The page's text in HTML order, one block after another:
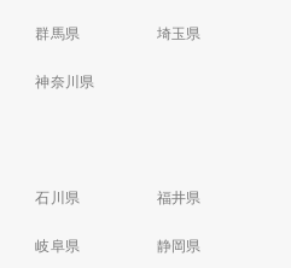
群馬県 埼玉県
神奈川県
石川県 福井県
岐阜県 静岡県